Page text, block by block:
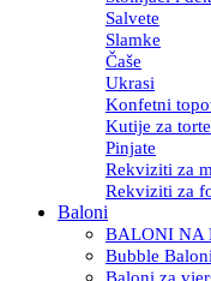
Salvete
Slamke
Čaše
Ukrasi
Konfetni
Kutije za torte
Pinjate
Rekviziti za
Rekviziti za
Baloni
BALONI NA
Bubble Baloni
Baloni za